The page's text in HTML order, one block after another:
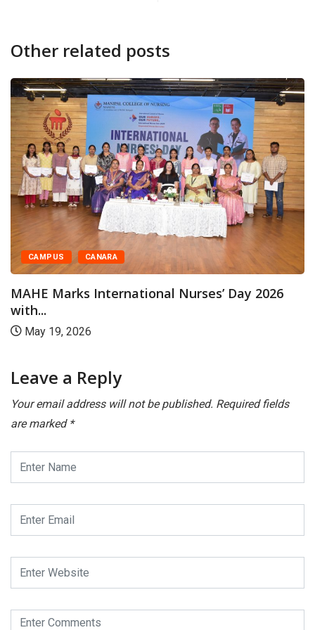
Other related posts
CAMPUS CANARA
MAHE Marks International Nurses’ Day 2026
with...
May 19, 2026
Leave a Reply
Your email address will not be published. Required fields
are marked *